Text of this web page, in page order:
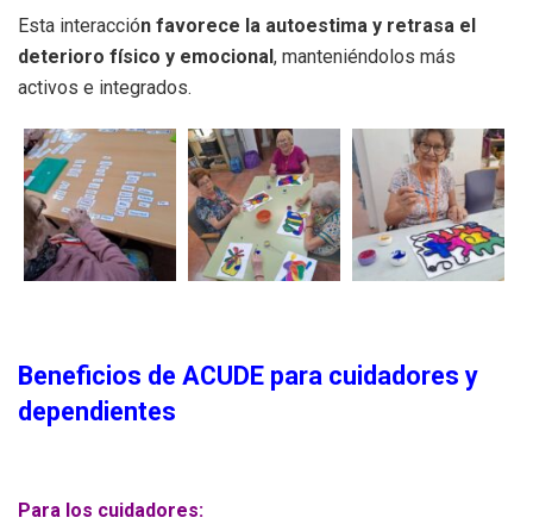
Esta interacción favorece la autoestima y retrasa el
deterioro físico y emocional, manteniéndolos más
activos e integrados.
Beneficios de ACUDE para cuidadores y
dependientes
Para los cuidadores: